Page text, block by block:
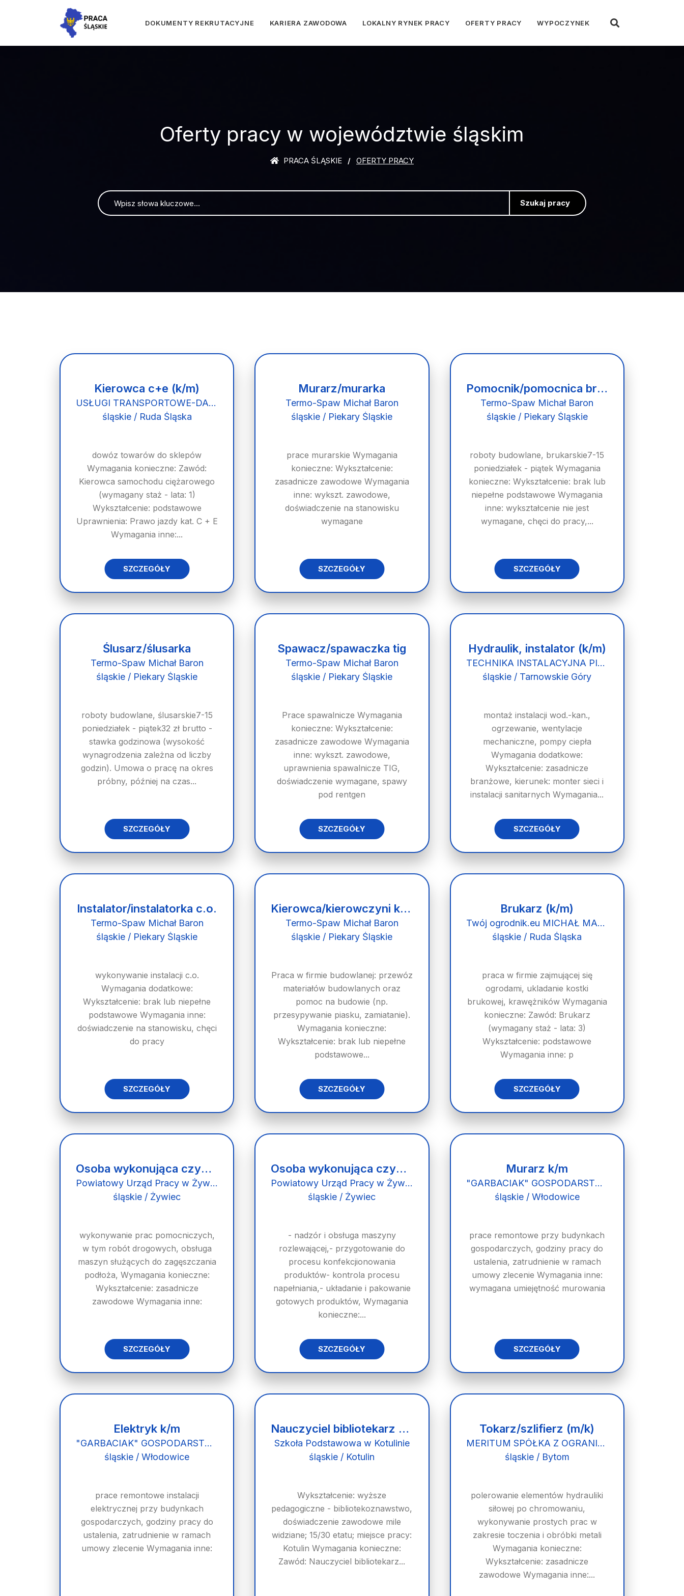
DOKUMENTY REKRUTACYJNE KARIERA ZAWODOWA LOKALNY RYNEK PRACY OFERTY PRACY WYPOCZYNEK
Oferty pracy w województwie śląskim
PRACA ŚLĄSKIE OFERTY PRACY
Kierowca c+e (k/m)
USŁUGI TRANSPORTOWE-DARIUSZ PAWLIK
śląskie / Ruda Śląska
dowóz towarów do sklepów
Wymagania konieczne: Zawód:
Kierowca samochodu ciężarowego
(wymagany staż - lata: 1)
Wykształcenie: podstawowe
Uprawnienia: Prawo jazdy kat. C + E
Wymagania inne:...
SZCZEGÓŁY
Murarz/murarka
Termo-Spaw Michał Baron
śląskie / Piekary Śląskie
prace murarskie Wymagania
konieczne: Wykształcenie:
zasadnicze zawodowe Wymagania
inne: wykszt. zawodowe,
doświadczenie na stanowisku
wymagane
SZCZEGÓŁY
Pomocnik/pomocnica brukarza
Termo-Spaw Michał Baron
śląskie / Piekary Śląskie
roboty budowlane, brukarskie7-15
poniedziałek - piątek Wymagania
konieczne: Wykształcenie: brak lub
niepełne podstawowe Wymagania
inne: wykształcenie nie jest
wymagane, chęci do pracy,...
SZCZEGÓŁY
Ślusarz/ślusarka
Termo-Spaw Michał Baron
śląskie / Piekary Śląskie
roboty budowlane, ślusarskie7-15
poniedziałek - piątek32 zł brutto -
stawka godzinowa (wysokość
wynagrodzenia zależna od liczby
godzin). Umowa o pracę na okres
próbny, później na czas...
SZCZEGÓŁY
Spawacz/spawaczka tig
Termo-Spaw Michał Baron
śląskie / Piekary Śląskie
Prace spawalnicze Wymagania
konieczne: Wykształcenie:
zasadnicze zawodowe Wymagania
inne: wykszt. zawodowe,
uprawnienia spawalnicze TIG,
doświadczenie wymagane, spawy
pod rentgen
SZCZEGÓŁY
Hydraulik, instalator (k/m)
TECHNIKA INSTALACYJNA PIOTR SURMICKI
śląskie / Tarnowskie Góry
montaż instalacji wod.-kan.,
ogrzewanie, wentylacje
mechaniczne, pompy ciepła
Wymagania dodatkowe:
Wykształcenie: zasadnicze
branżowe, kierunek: monter sieci i
instalacji sanitarnych Wymagania...
SZCZEGÓŁY
Instalator/instalatorka c.o.
Termo-Spaw Michał Baron
śląskie / Piekary Śląskie
wykonywanie instalacji c.o.
Wymagania dodatkowe:
Wykształcenie: brak lub niepełne
podstawowe Wymagania inne:
doświadczenie na stanowisku, chęci
do pracy
SZCZEGÓŁY
Kierowca/kierowczyni kat. c
Termo-Spaw Michał Baron
śląskie / Piekary Śląskie
Praca w firmie budowlanej: przewóz
materiałów budowlanych oraz
pomoc na budowie (np.
przesypywanie piasku, zamiatanie).
Wymagania konieczne:
Wykształcenie: brak lub niepełne
podstawowe...
SZCZEGÓŁY
Brukarz (k/m)
Twój ogrodnik.eu MICHAŁ MADEJA
śląskie / Ruda Śląska
praca w firmie zajmującej się
ogrodami, ukladanie kostki
brukowej, krawężników Wymagania
konieczne: Zawód: Brukarz
(wymagany staż - lata: 3)
Wykształcenie: podstawowe
Wymagania inne: p
SZCZEGÓŁY
Osoba wykonująca czynności operatora maszyn i urządzeń do robót ziemnych i drogowych
Powiatowy Urząd Pracy w Żywcu
śląskie / Żywiec
wykonywanie prac pomocniczych,
w tym robót drogowych, obsługa
maszyn służących do zagęszczania
podłoża, Wymagania konieczne:
Wykształcenie: zasadnicze
zawodowe Wymagania inne:
SZCZEGÓŁY
Osoba wykonująca czynności operatora urządzeń do mycia, napełniania i zamykania butelek
Powiatowy Urząd Pracy w Żywcu
śląskie / Żywiec
- nadzór i obsługa maszyny
rozlewającej,- przygotowanie do
procesu konfekcjionowania
produktów- kontrola procesu
napełniania,- układanie i pakowanie
gotowych produktów, Wymagania
konieczne:...
SZCZEGÓŁY
Murarz k/m
"GARBACIAK" GOSPODARSTWO HODOWLANE KÓZ MLECZNYCH
śląskie / Włodowice
prace remontowe przy budynkach
gospodarczych, godziny pracy do
ustalenia, zatrudnienie w ramach
umowy zlecenie Wymagania inne:
wymagana umiejętność murowania
SZCZEGÓŁY
Elektryk k/m
"GARBACIAK" GOSPODARSTWO HODOWLANE KÓZ MLECZNYCH
śląskie / Włodowice
prace remontowe instalacji
elektrycznej przy budynkach
gospodarczych, godziny pracy do
ustalenia, zatrudnienie w ramach
umowy zlecenie Wymagania inne:
Nauczyciel bibliotekarz (k/m)
Szkoła Podstawowa w Kotulinie
śląskie / Kotulin
Wykształcenie: wyższe
pedagogiczne - bibliotekoznawstwo,
doświadczenie zawodowe mile
widziane; 15/30 etatu; miejsce pracy:
Kotulin Wymagania konieczne:
Zawód: Nauczyciel bibliotekarz...
Tokarz/szlifierz (m/k)
MERITUM SPÓŁKA Z OGRANICZONĄ ODPOWIEDZIALNOŚCIĄ
śląskie / Bytom
polerowanie elementów hydrauliki
siłowej po chromowaniu,
wykonywanie prostych prac w
zakresie toczenia i obróbki metali
Wymagania konieczne:
Wykształcenie: zasadnicze
zawodowe Wymagania inne:...